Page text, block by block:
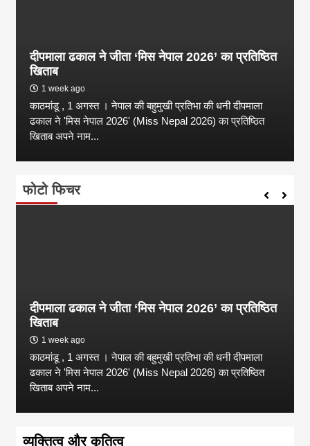
दीपमाला ढकाल ने जीता ‘मिस नेपाल 2026’ का प्रतिष्ठित
खिताब
1 week ago
काठमांडू , 1 अगस्त । नेपाल की बहुमुखी प्रतिभा की धनी दीपमाला
ढकाल ने 'मिस नेपाल 2026' (Miss Nepal 2026) का प्रतिष्ठित
खिताब अपने नाम...
फोटो फिचर
दीपमाला ढकाल ने जीता ‘मिस नेपाल 2026’ का प्रतिष्ठित
खिताब
1 week ago
काठमांडू , 1 अगस्त । नेपाल की बहुमुखी प्रतिभा की धनी दीपमाला
ढकाल ने 'मिस नेपाल 2026' (Miss Nepal 2026) का प्रतिष्ठित
खिताब अपने नाम...
व्यक्तित्व और कृतित्व